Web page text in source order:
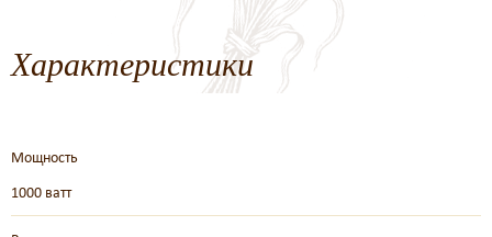
Характеристики
Мощность
1000 ватт